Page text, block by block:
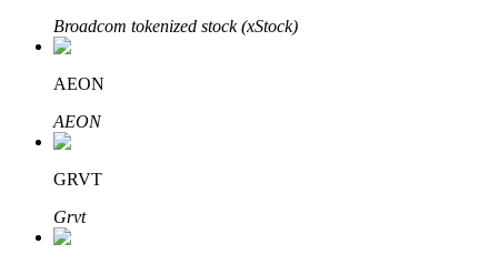
Broadcom tokenized stock (xStock)
AEON
AEON
GRVT
Grvt